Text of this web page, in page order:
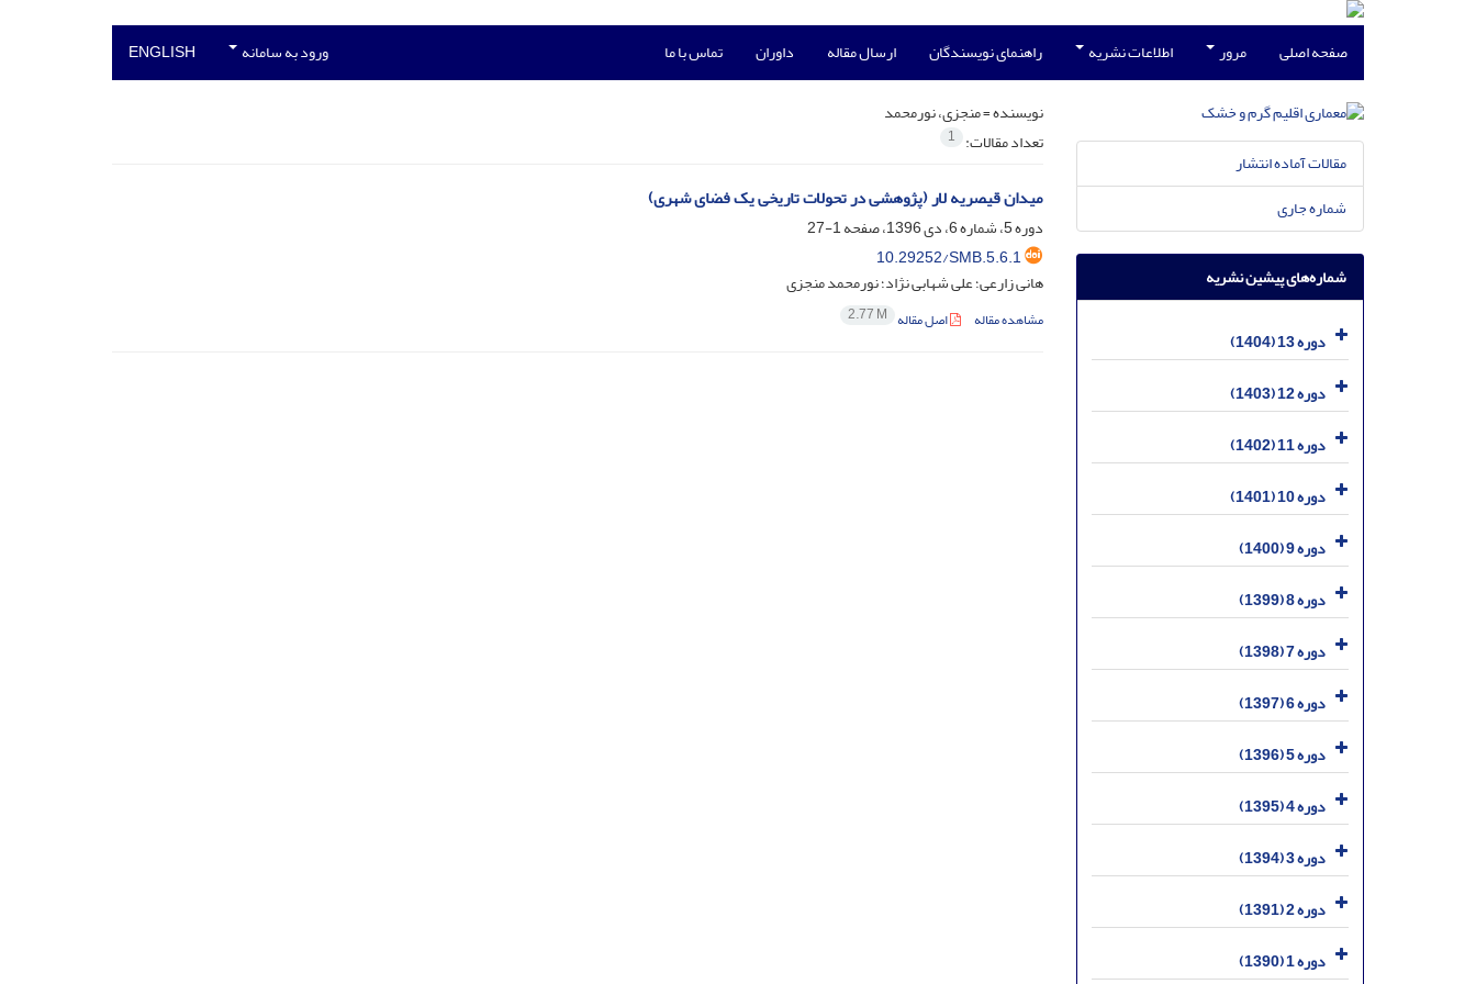
صفحه اصلی مرور اطلاعات نشریه راهنمای نویسندگان ارسال مقاله داوران تماس با ما ورود به سامانه ENGLISH
نویسنده =منجزی، نورمحمد
تعداد مقالات: 1
میدان قیصریه لار (پژوهشی در تحولات تاریخی یک فضای شهری)
دوره 5، شماره 6، دی 1396، صفحه
1-27
10.29252/SMB.5.6.1
هانی زارعی؛ علی شهابی نژاد؛ نورمحمد منجزی
مشاهده مقاله اصل مقاله 2.77 M
مقالات آماده انتشار
شماره جاری
شماره‌های پیشین نشریه
دوره 13 (1404)
دوره 12 (1403)
دوره 11 (1402)
دوره 10 (1401)
دوره 9 (1400)
دوره 8 (1399)
دوره 7 (1398)
دوره 6 (1397)
دوره 5 (1396)
دوره 4 (1395)
دوره 3 (1394)
دوره 2 (1391)
دوره 1 (1390)